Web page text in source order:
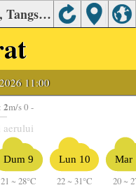
Calitatea aerului de la Xiǎoshān, Tangshan
11:00
2m/s 0 -
aerului
Dum 9
21 ~ 28°C
Lun 10
22 ~ 31°C
Mar
20 ~